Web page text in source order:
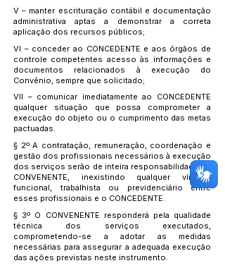
V – manter escrituração contábil e documentação
administrativa aptas a demonstrar a correta
aplicação dos recursos públicos;
VI – conceder ao CONCEDENTE e aos órgãos de
controle competentes acesso às informações e
documentos relacionados à execução do
Convênio, sempre que solicitado;
VII – comunicar imediatamente ao CONCEDENTE
qualquer situação que possa comprometer a
execução do objeto ou o cumprimento das metas
pactuadas.
§ 2º A contratação, remuneração, coordenação e
gestão dos profissionais necessários à execução
dos serviços serão de inteira responsabilidade do
CONVENENTE, inexistindo qualquer vínculo
funcional, trabalhista ou previdenciário entre
esses profissionais e o CONCEDENTE.
§ 3º O CONVENENTE responderá pela qualidade
técnica dos serviços executados,
comprometendo-se a adotar as medidas
necessárias para assegurar a adequada execução
das ações previstas neste instrumento.